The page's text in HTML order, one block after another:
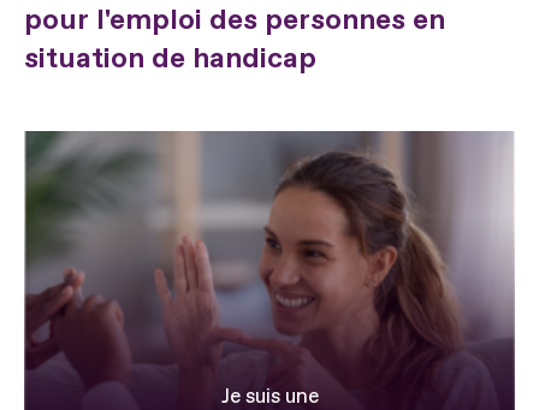
pour l'emploi des personnes en
situation de handicap
Je suis une